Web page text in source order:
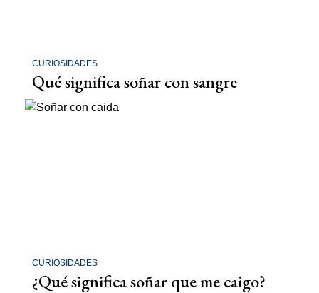
CURIOSIDADES
Qué significa soñar con sangre
CURIOSIDADES
¿Qué significa soñar que me caigo?